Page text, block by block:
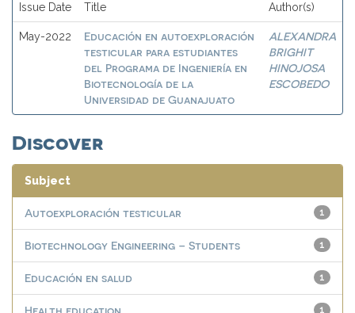
Issue Date Title Author(s)
May-2022
Educación en autoexploración
testicular para estudiantes
del Programa de Ingeniería en
Biotecnología de la
Universidad de Guanajuato
ALEXANDRA
BRIGHIT
HINOJOSA
ESCOBEDO
Discover
Subject
1
Autoexploración testicular
1
Biotechnology Engineering – Students
1
Educación en salud
1
Health education